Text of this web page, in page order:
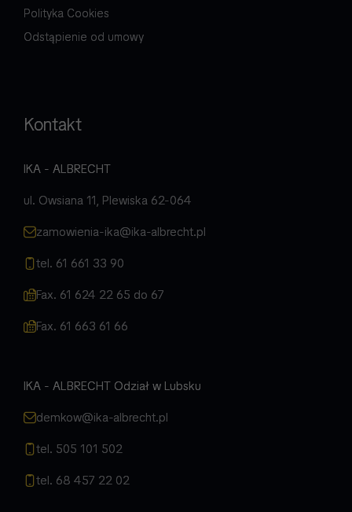
Polityka Cookies
Odstąpienie od umowy
Kontakt
IKA - ALBRECHT
ul. Owsiana 11, Plewiska 62-064
zamowienia-ika@ika-albrecht.pl
tel. 61 661 33 90
Fax. 61 624 22 65 do 67
Fax. 61 663 61 66
IKA - ALBRECHT Odział w Lubsku
demkow@ika-albrecht.pl
tel. 505 101 502
tel. 68 457 22 02